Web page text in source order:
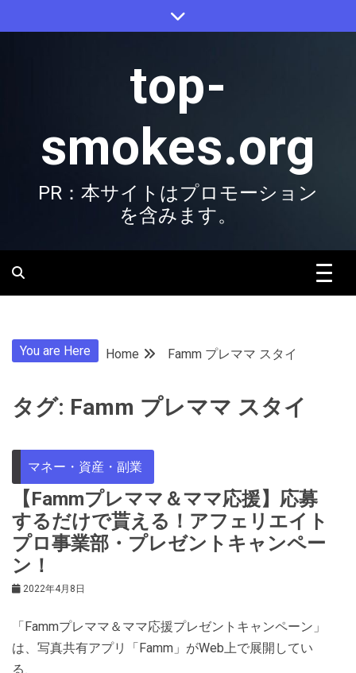
to
top-
smokes.org
PR：本サイトはプロモーション
を含みます。
You are Here Home Famm プレママ スタイ
タグ: Famm プレママ スタイ
マネー・資産・副業
【Fammプレママ＆ママ応援】応募
するだけで貰える！アフェリエイト
プロ事業部・プレゼントキャンペー
ン！
2022年4月8日
「Fammプレママ＆ママ応援プレゼントキャンペーン」
は、写真共有アプリ「Famm」がWeb上で展開してい
る、